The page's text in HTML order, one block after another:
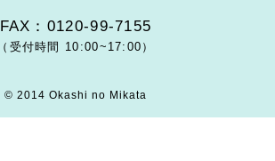
FAX：0120-99-7155
（受付時間 10:00~17:00）
© 2014 Okashi no Mikata